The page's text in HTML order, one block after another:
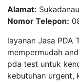
Alamat:
Nomor Telepon:
layanan Jasa PDA
mempermudah
pda test untuk
kebutuhan urgent,